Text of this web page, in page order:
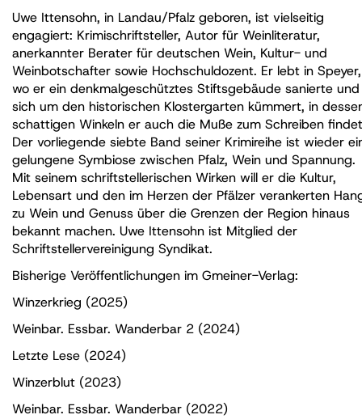
Uwe Ittensohn, in Landau/Pfalz geboren, ist vielseitig
engagiert: Krimischriftsteller, Autor für Weinliteratur,
anerkannter Berater für deutschen Wein, Kultur- und
Weinbotschafter sowie Hochschuldozent. Er lebt in Speyer,
wo er ein denkmalgeschütztes Stiftsgebäude sanierte und
sich um den historischen Klostergarten kümmert, in
schattigen Winkeln er auch die Muße zum Schreiben
Der vorliegende siebte Band seiner Krimireihe ist wieder
gelungene Symbiose zwischen Pfalz, Wein und Spannung.
Mit seinem schriftstellerischen Wirken will er die Kultur,
Lebensart und den im Herzen der Pfälzer verankerten
zu Wein und Genuss über die Grenzen der Region hinaus
bekannt machen. Uwe Ittensohn ist Mitglied der
Schriftstellervereinigung Syndikat.
Bisherige Veröffentlichungen im Gmeiner-Verlag:
Winzerkrieg (2025)
Weinbar. Essbar. Wanderbar 2 (2024)
Letzte Lese (2024)
Winzerblut (2023)
Weinbar. Essbar. Wanderbar (2022)